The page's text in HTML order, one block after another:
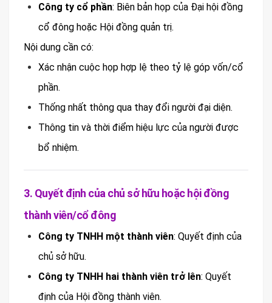
Công ty cổ phần: Biên bản họp của Đại hội đồng
cổ đông hoặc Hội đồng quản trị.
Nội dung cần có:
Xác nhận cuộc họp hợp lệ theo tỷ lệ góp vốn/cổ
phần.
Thống nhất thông qua thay đổi người đại diện.
Thông tin và thời điểm hiệu lực của người được
bổ nhiệm.
3. Quyết định của chủ sở hữu hoặc hội đồng
thành viên/cổ đông
Công ty TNHH một thành viên: Quyết định của
chủ sở hữu.
Công ty TNHH hai thành viên trở lên: Quyết
định của Hội đồng thành viên.